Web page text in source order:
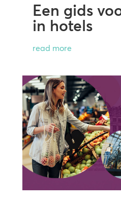
Een gids
in hotels
read more